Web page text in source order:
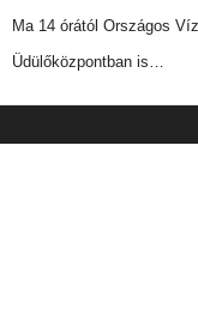
Ma 14 órától Országos
Üdülőközpontban is…